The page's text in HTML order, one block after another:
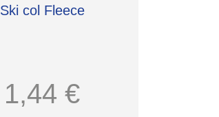
Ski col Fleece
1,44 €